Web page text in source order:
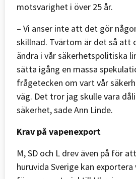
motsvarighet i över 25 år.
– Vi anser inte att det gör
skillnad. Tvärtom är det så att
ändra i vår säkerhetspolitiska
sätta igång en massa
frågetecken om vart vår
väg. Det tror jag skulle vara
säkerhet, sade Ann Linde.
Krav på vapenexport
M, SD och L drev även på för
huruvida Sverige kan exportera